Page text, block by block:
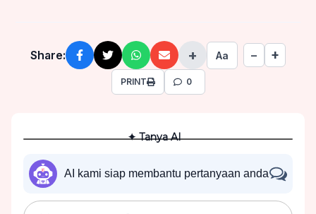
Share: + Aa − +
PRINT 0
✦ Tanya AI
AI kami siap membantu pertanyaan anda